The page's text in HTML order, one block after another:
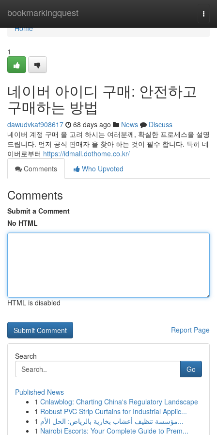
bookmarkingquest
Home
Home
1
네이버 아이디 구매: 안전하고
구매하는 방법
dawudvkaf908617 68 days ago News
Discuss
네이버 계정 구매 을 고려 하시는 여러분께, 확실한 프로세스을 설명
드립니다. 먼저 공식 판매자 을 찾아 하는 것이 필수 합니다. 특히 네
이버로부터 https://idmall.dothome.co.kr/
Comments
Who Upvoted
Comments
Submit a Comment
No HTML
HTML is disabled
Report Page
Search
Go
Published News
1 Cnlawblog: Charting China's Regulatory Landscape
1 Robust PVC Strip Curtains for Industrial Applic...
1
مؤسسة تنظيف أعشاب بخارية بالرياض: الحل الأم...
1 Nairobi Escorts: Your Complete Guide to Prem...